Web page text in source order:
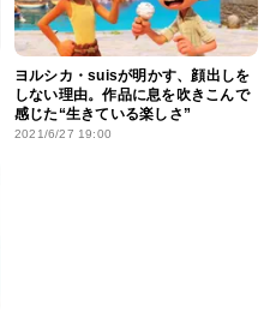
ヨルシカ・suisが明かす、顔出しを
しない理由。作品に息を吹きこんで
感じた“生きている楽しさ”
2021/6/27 19:00